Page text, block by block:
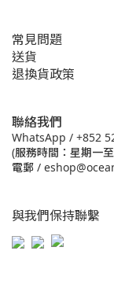
常見問題
送貨
退換貨政策
聯絡我們
WhatsApp / +852
(服務時間：星期一
電郵 /
與我們保持聯繫